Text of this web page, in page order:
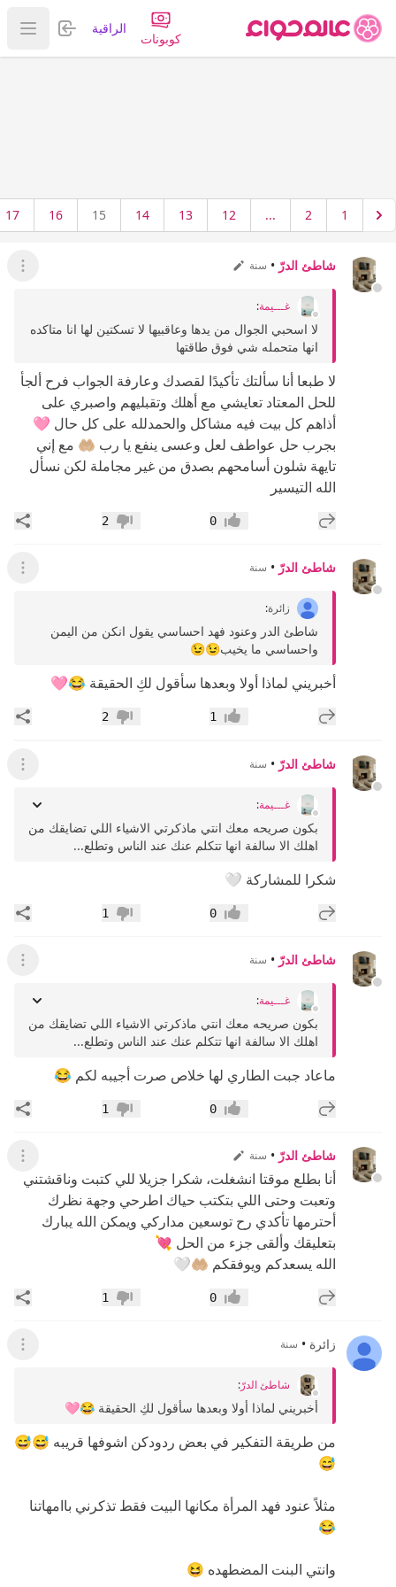
كوبونات
الراقية تسجيل
عرض
1
2
...
12
13
14
15
16
17
شاطئ الدرّ • سنة عرض
غـــيمة:
لا اسحبي الجوال من يدها وعاقبيها لا تسكتين لها انا متاكده
انها متحمله شي فوق طاقتها
لا طبعا أنا سألتك تأكيدًا لقصدك وعارفة الجواب فرح ألجأ
للحل المعتاد تعايشي مع أهلك وتقبليهم واصبري على
أذاهم كل بيت فيه مشاكل والحمدلله على كل حال 🩷
بجرب حل عواطف لعل وعسى ينفع يا رب 🤲🏼 مع إني
تايهة شلون أسامحهم بصدق من غير مجاملة لكن نسأل
الله التيسير
إضافة رد جديد إعجاب0 عدم إعجاب
2
شاطئ الدرّ • سنة عرض
زائرة:
شاطئ الدر وعنود فهد احساسي يقول انكن من اليمن
واحساسي ما يخيب😉😉
أخبريني لماذا أولا وبعدها سأقول لكِ الحقيقة 😂🩷
إضافة رد جديد إعجاب1 عدم إعجاب
2
شاطئ الدرّ • سنة عرض
غـــيمة:
بكون صريحه معك انتي ماذكرتي الاشياء اللي تضايقك من
اهلك الا سالفة انها تتكلم عنك عند الناس وتطلع...
شكرا للمشاركة 🤍
إضافة رد جديد إعجاب0 عدم إعجاب
1
شاطئ الدرّ • سنة عرض
غـــيمة:
بكون صريحه معك انتي ماذكرتي الاشياء اللي تضايقك من
اهلك الا سالفة انها تتكلم عنك عند الناس وتطلع...
ماعاد جبت الطاري لها خلاص صرت أجيبه لكم 😂
إضافة رد جديد إعجاب0 عدم إعجاب
1
شاطئ الدرّ • سنة عرض
أنا بطلع موقتا انشغلت، شكرا جزيلا للي كتبت وناقشتني
وتعبت وحتى اللي بتكتب حياك اطرحي وجهة نظرك
أحترمها تأكدي رح توسعين مداركي ويمكن الله يبارك
بتعليقك وألقى جزء من الحل 💘
الله يسعدكم ويوفقكم 🤲🏼🤍
إضافة رد جديد إعجاب0 عدم إعجاب
1
زائرة • سنة عرض
شاطئ الدرّ:
أخبريني لماذا أولا وبعدها سأقول لكِ الحقيقة 😂🩷
من طريقة التفكير في بعض ردودكن اشوفها قريبه 😅😅
😅
مثلاً عنود فهد المرأة مكانها البيت فقط تذكرني باامهاتنا
😂
وانتي البنت المضطهده 😆